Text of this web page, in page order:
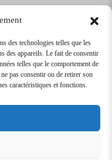
des technologies telles que les
des appareils. Le fait de consentir
telles que le comportement de
pas consentir ou de retirer son
caractéristiques et fonctions.
Infos
Express 24H